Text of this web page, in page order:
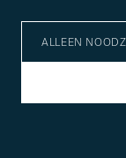
ALLEEN
inschrijven
voor
CARE OF CARL